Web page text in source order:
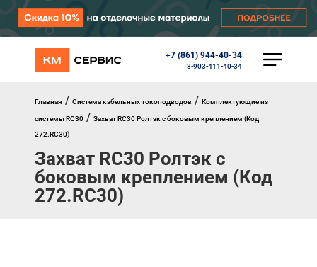
+7 (861) 944-40-34
8-903-411-40-34
КАТАЛОГ
Перегрузочное оборудование
Уличные калитки
Шлагбаумы
Противопожарные ворота
Противопожарные шторы
Внешняя солнцезащита
Главная / Система кабельных токоподводов / Комплектующие из
системы RC30 / Захват RC30 Ролтэк с боковым креплением (Код
272.RC30)
Захват RC30 Ролтэк с
боковым креплением (Код
272.RC30)